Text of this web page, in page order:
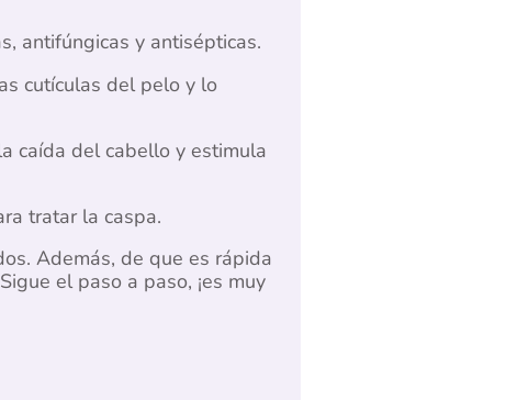
antifúngicas y antisépticas.
cutículas del pelo y lo
caída del cabello y estimula
tratar la caspa.
Además, de que es rápida
el paso a paso, ¡es muy